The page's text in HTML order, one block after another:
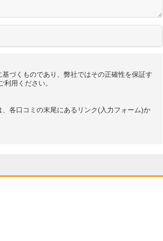
づくものであり、弊社ではその正確性を保証す
用ください。
各口コミの末尾にあるリンク(入力フォーム)か